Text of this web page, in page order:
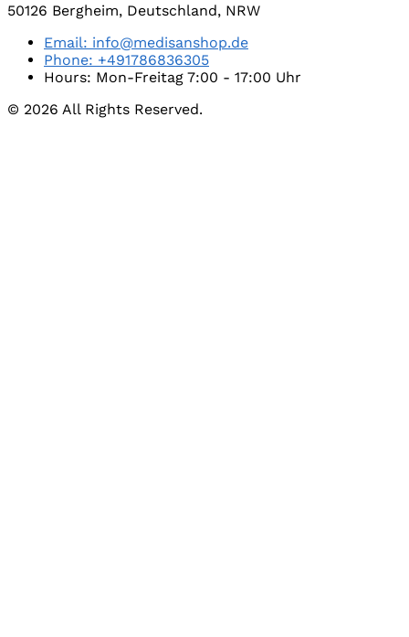
50126 Bergheim, Deutschland, NRW
Email: info@medisanshop.de
Phone: +491786836305
Hours: Mon-Freitag 7:00 - 17:00 Uhr
© 2026 All Rights Reserved.